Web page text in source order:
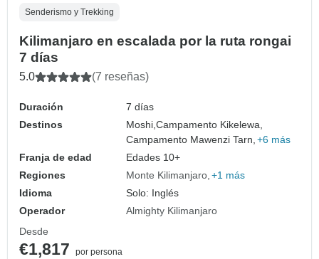
Senderismo y Trekking
Kilimanjaro en escalada por la ruta rongai
7 días
5.0 (7 reseñas)
Duración
7 días
Destinos
Moshi,Campamento Kikelewa,
Campamento Mawenzi Tarn, +6 más
Franja de edad
Edades 10+
Regiones
Monte Kilimanjaro +1 más
Idioma
Solo: Inglés
Operador
Almighty Kilimanjaro
Desde
€1,817
por persona